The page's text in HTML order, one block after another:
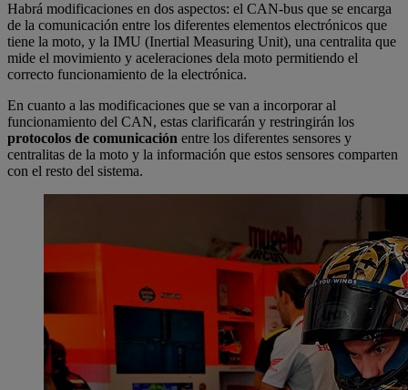
Habrá modificaciones en dos aspectos: el CAN-bus que se encarga
de la comunicación entre los diferentes elementos electrónicos que
tiene la moto, y la IMU (Inertial Measuring Unit), una centralita que
mide el movimiento y aceleraciones dela moto permitiendo el
correcto funcionamiento de la electrónica.
En cuanto a las modificaciones que se van a incorporar al
funcionamiento del CAN, estas clarificarán y restringirán los
protocolos de comunicación entre los diferentes sensores y
centralitas de la moto y la información que estos sensores comparten
con el resto del sistema.